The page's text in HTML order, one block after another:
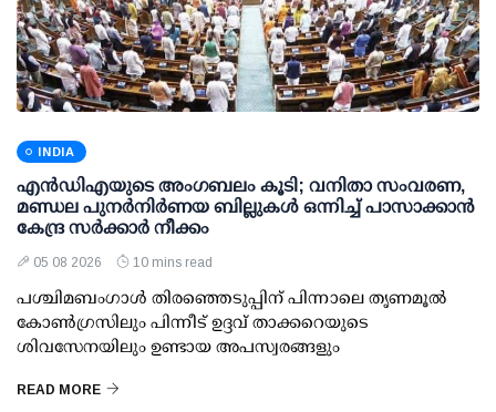
INDIA
എന്‍ഡിഎയുടെ അംഗബലം കൂടി; വനിതാ സംവരണ,
മണ്ഡല പുനര്‍നിര്‍ണയ ബില്ലുകള്‍ ഒന്നിച്ച് പാസാക്കാന്‍
കേന്ദ്ര സര്‍ക്കാര്‍ നീക്കം
05 08 2026 10 mins read
പശ്ചിമബംഗാള്‍ തിരഞ്ഞെടുപ്പിന് പിന്നാലെ തൃണമൂല്‍
കോണ്‍ഗ്രസിലും പിന്നീട് ഉദ്ദവ് താക്കറെയുടെ
ശിവസേനയിലും ഉണ്ടായ അപസ്വരങ്ങളും
READ MORE